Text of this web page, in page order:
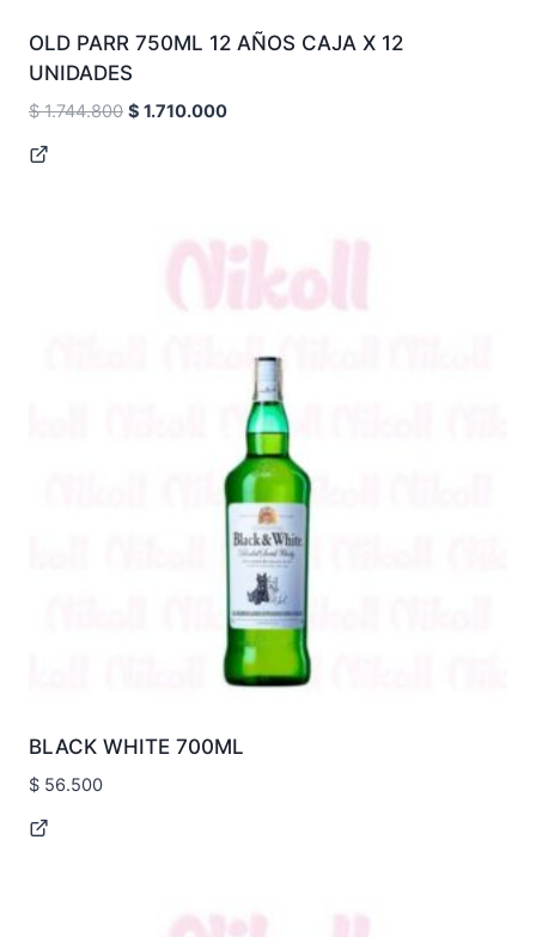
OLD PARR 750ML 12 AÑOS CAJA X 12
UNIDADES
$1.744.800 $ 1.710.000
BLACK WHITE 700ML
$ 56.500